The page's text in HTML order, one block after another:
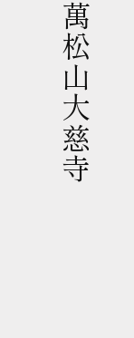
萬松山大慈寺